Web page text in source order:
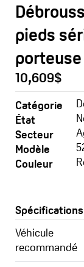
pieds
porteuse
10,609$
Catégorie
État
Secteur
Modèle
Couleur
Spécifications
Véhicule
recommandé